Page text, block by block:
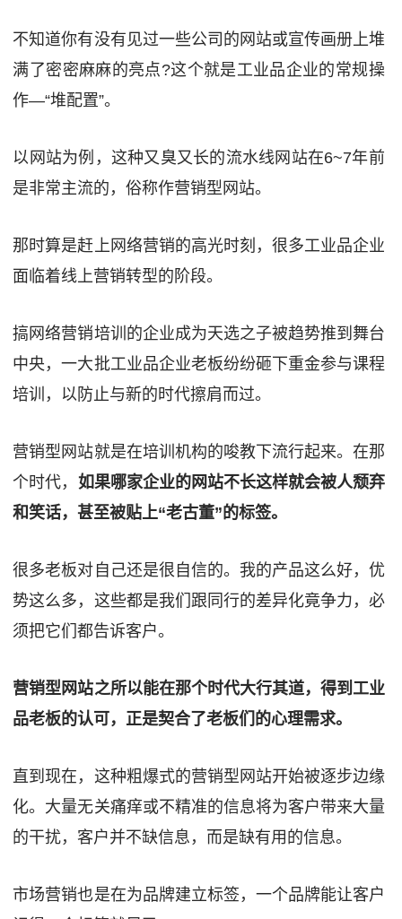
不知道你有没有见过一些公司的网站或宣传画册上堆
满了密密麻麻的亮点?这个就是工业品企业的常规操
作—“堆配置”。
以网站为例，这种又臭又长的流水线网站在6~7年前
是非常主流的，俗称作营销型网站。
那时算是赶上网络营销的高光时刻，很多工业品企业
面临着线上营销转型的阶段。
搞网络营销培训的企业成为天选之子被趋势推到舞台
中央，一大批工业品企业老板纷纷砸下重金参与课程
培训，以防止与新的时代擦肩而过。
营销型网站就是在培训机构的唆教下流行起来。在那
个时代， 如果哪家企业的网站不长这样就会被人颓弃
和笑话，甚至被贴上“老古董”的标签。
很多老板对自己还是很自信的。我的产品这么好，优
势这么多，这些都是我们跟同行的差异化竟争力，必
须把它们都告诉客户。
营销型网站之所以能在那个时代大行其道，得到工业
品老板的认可，正是契合了老板们的心理需求。
直到现在，这种粗爆式的营销型网站开始被逐步边缘
化。大量无关痛痒或不精准的信息将为客户带来大量
的干扰，客户并不缺信息，而是缺有用的信息。
市场营销也是在为品牌建立标签，一个品牌能让客户